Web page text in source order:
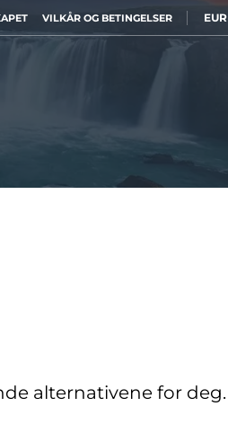
VILKÅR OG BETINGELSER EUR
alternativene for deg.